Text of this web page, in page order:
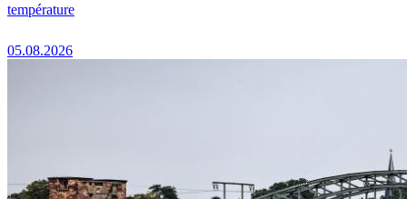
température
05.08.2026